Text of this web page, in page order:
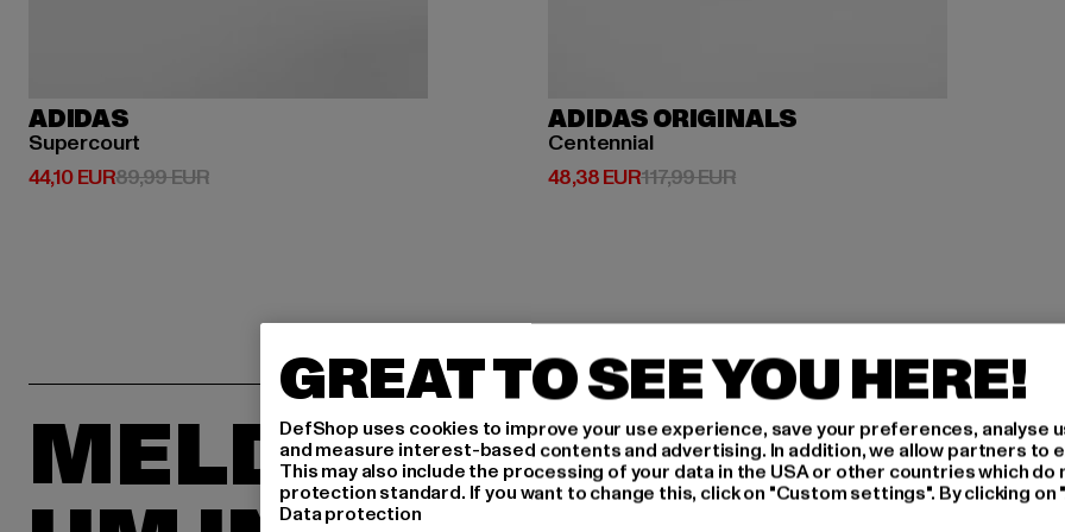
ADIDAS
Supercourt
44,10 EUR
Derzeitiger Preis: 44,10 EUR
89,99 EURAktionspreis: 89,99 EUR
ADIDAS ORIGINALS
Centennial
48,38 EUR
Derzeitiger Preis: 48,38 EUR
117,99 EURAktionspreis: 117,99 EUR
MELDE DICH AN,
GREAT TO SEE YOU HERE!
DefShop uses cookies to improve your use experience, save your preferences, analyse
and measure interest-based contents and advertising. In addition, we allow partners to
This may also include the processing of your data in the USA or other countries which do
protection standard. If you want to change this, click on "Custom settings". By clicking
Data protection